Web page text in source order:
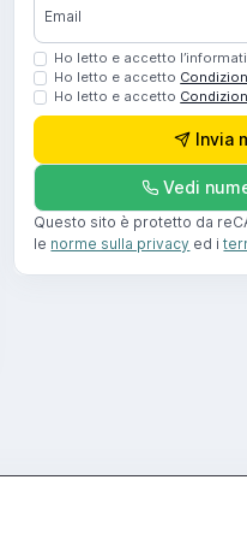
Email
Ho letto e accetto
Ho letto e accetto
Ho letto e accetto
Invia
Vedi
Questo sito è protetto da
le norme sulla privacy ed i